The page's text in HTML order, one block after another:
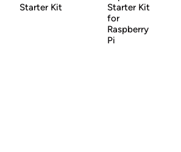
Starter Kit
Starter Kit
for
Raspberry
Pi